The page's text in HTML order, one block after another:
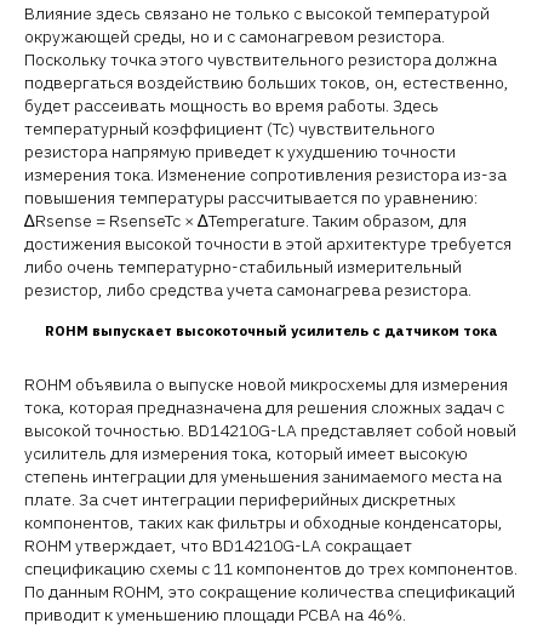
Влияние здесь связано не только с высокой температурой
окружающей среды, но и с самонагревом резистора.
Поскольку точка этого чувствительного резистора должна
подвергаться воздействию больших токов, он, естественно,
будет рассеивать мощность во время работы. Здесь
температурный коэффициент (Tc) чувствительного
резистора напрямую приведет к ухудшению точности
измерения тока. Изменение сопротивления резистора из-за
повышения температуры рассчитывается по уравнению:
∆Rsense = RsenseTc × ∆Temperature. Таким образом, для
достижения высокой точности в этой архитектуре требуется
либо очень температурно-стабильный измерительный
резистор, либо средства учета самонагрева резистора.
ROHM выпускает высокоточный усилитель с датчиком тока
ROHM объявила о выпуске новой микросхемы для измерения
тока, которая предназначена для решения сложных задач с
высокой точностью. BD14210G-LA представляет собой новый
усилитель для измерения тока, который имеет высокую
степень интеграции для уменьшения занимаемого места на
плате. За счет интеграции периферийных дискретных
компонентов, таких как фильтры и обходные конденсаторы,
ROHM утверждает, что BD14210G-LA сокращает
спецификацию схемы с 11 компонентов до трех компонентов.
По данным ROHM, это сокращение количества спецификаций
приводит к уменьшению площади PCBA на 46%.